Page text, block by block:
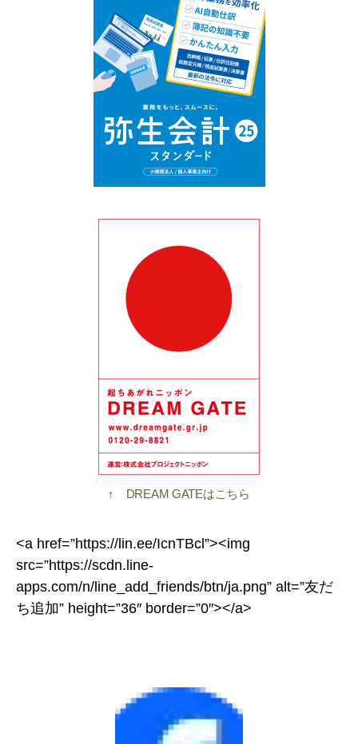
↑ DREAM GATEはこちら
<a href=”https://lin.ee/IcnTBcl”><img
src=”https://scdn.line-
apps.com/n/line_add_friends/btn/ja.png” alt=”友だ
ち追加” height=”36″ border=”0″></a>